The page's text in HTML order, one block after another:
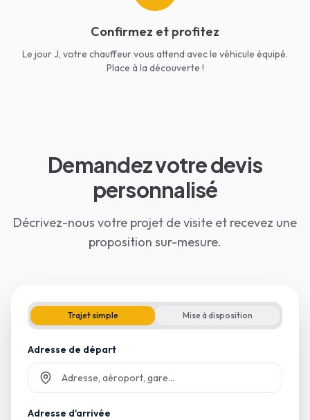
Confirmez et profitez
Le jour J, votre chauffeur vous attend avec le véhicule équipé.
Place à la découverte !
Demandez votre devis
personnalisé
Décrivez-nous votre projet de visite et recevez une
proposition sur-mesure.
Trajet simple Mise à disposition
Adresse de départ
Adresse d'arrivée